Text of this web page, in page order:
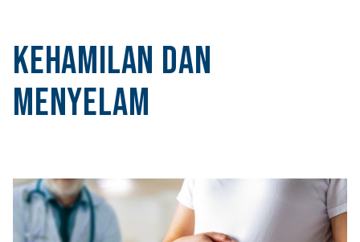
Kehamilan dan
Menyelam